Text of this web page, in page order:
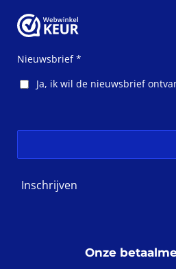
e
b
o
t
a
r
m
Nieuwsbrief *
Ja, ik wil de nieuwsbrief
Inschrijven
Onze